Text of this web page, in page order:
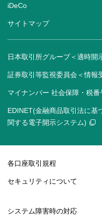
iDeCo
サイトマップ
日本取引所グループ＜適時開
証券取引等監視委員会＜情報
マイナンバー 社会保障・税
EDINET(金融商品取引法に基
関する電子開示システム)
各口座取引規程
セキュリティについて
システム障害時の対応